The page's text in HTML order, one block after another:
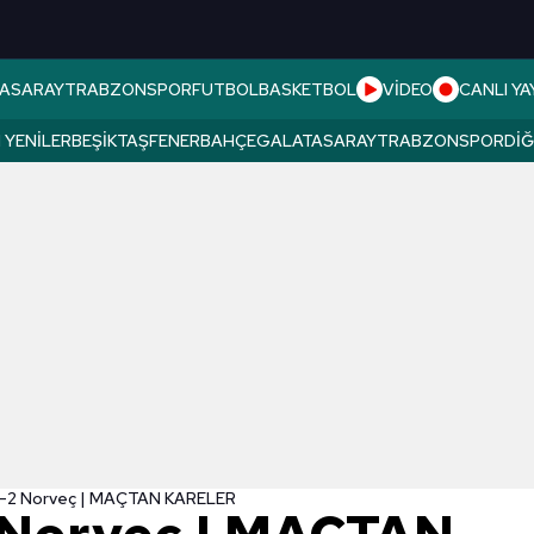
TRABZONSPORFUTBOLBASKETBOL VİDEO CANLI
YENILERBEŞIKTAŞFENERBAHÇEGALATASARAYTRABZONSPOR
2 Norveç | MAÇTAN KARELER